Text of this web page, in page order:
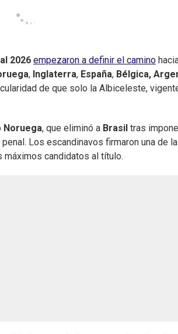
2026 empezaron a definir el camino
, Inglaterra, España, Bélgica,
de que solo la Albiceleste,
Noruega, que eliminó a Brasil tras
penal. Los escandinavos firmaron una de
máximos candidatos al título.